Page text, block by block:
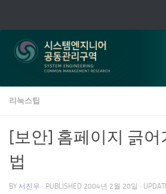
리눅스팁
[보안] 홈페이지 긁어
법
BY 서진우 · PUBLISHED 2004년 2월 20일 ·